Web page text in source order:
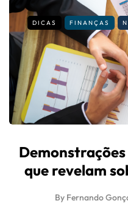
DICAS FINANÇAS
que revelam
By Fernando